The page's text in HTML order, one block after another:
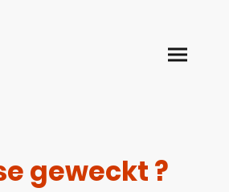
geweckt ?